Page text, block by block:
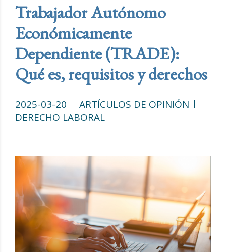
Trabajador Autónomo
Económicamente
Dependiente (TRADE):
Qué es, requisitos y derechos
2025-03-20
ARTÍCULOS DE OPINIÓN
DERECHO LABORAL